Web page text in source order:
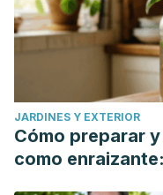
JARDINES Y EXTERIOR
Cómo preparar
como